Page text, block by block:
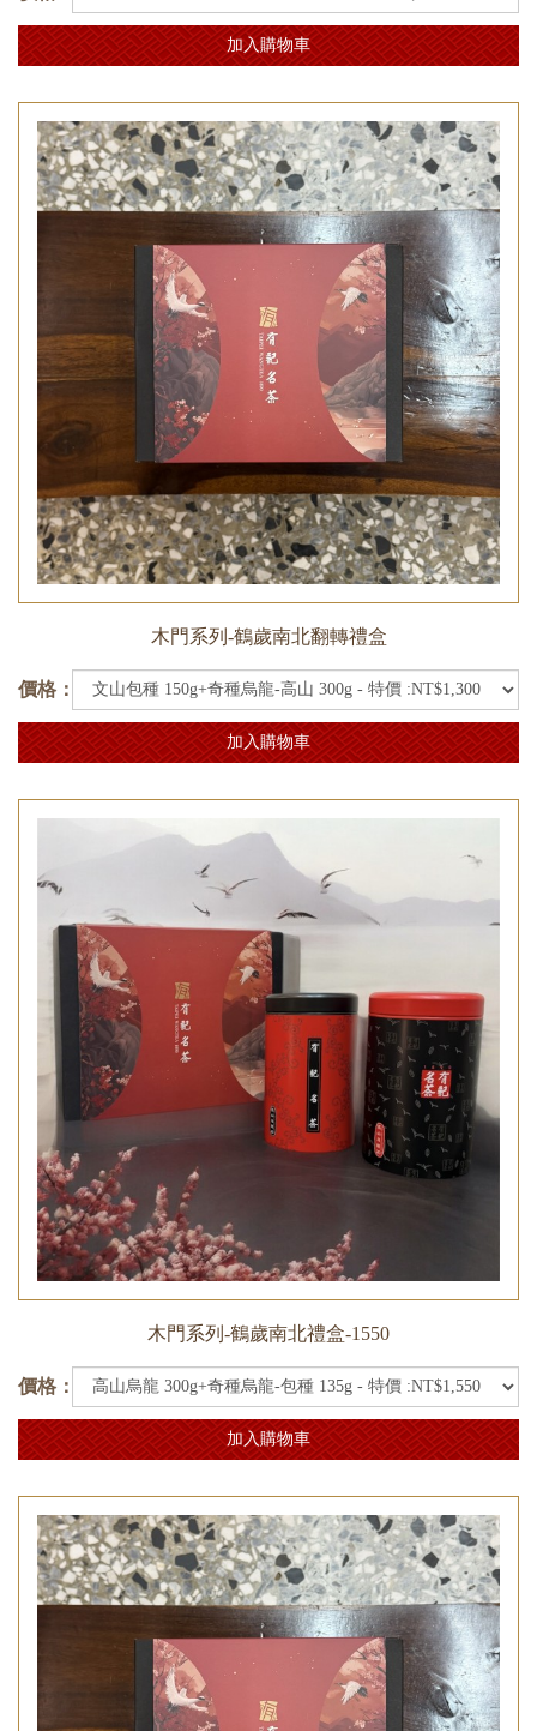
加入購物車
木門系列-鶴歲南北翻轉禮盒
價格：
加入購物車
木門系列-鶴歲南北禮盒-1550
價格：
加入購物車